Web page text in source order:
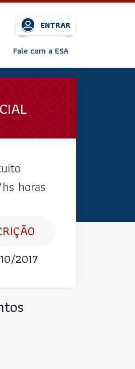
ENTRAR
Fale com a ESA
horas
2017